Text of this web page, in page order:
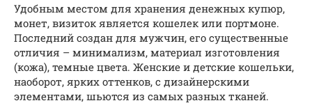
Удобным местом для хранения денежных купюр,
монет, визиток является кошелек или портмоне.
Последний создан для мужчин, его существенные
отличия – минимализм, материал изготовления
(кожа), темные цвета. Женские и детские кошельки,
наоборот, ярких оттенков, с дизайнерскими
элементами, шьются из самых разных тканей.